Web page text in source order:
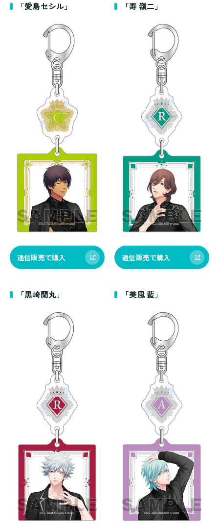
「愛島セシル」
通信販売で購入
「寿 嶺二」
通信販売で購入
「黒崎蘭丸」 「美風 藍」